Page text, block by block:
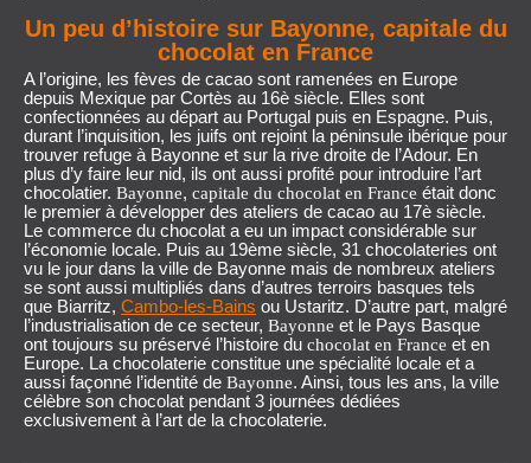
Un peu d’histoire sur Bayonne, capitale du
chocolat en France
A l’origine, les fèves de cacao sont ramenées en Europe
depuis Mexique par Cortès au 16è siècle. Elles sont
confectionnées au départ au Portugal puis en Espagne. Puis,
durant l’inquisition, les juifs ont rejoint la péninsule ibérique pour
trouver refuge à Bayonne et sur la rive droite de l’Adour. En
plus d’y faire leur nid, ils ont aussi profité pour introduire l’art
chocolatier. Bayonne, capitale du chocolat en France était donc
le premier à développer des ateliers de cacao au 17è siècle.
Le commerce du chocolat a eu un impact considérable sur
l’économie locale. Puis au 19ème siècle, 31 chocolateries ont
vu le jour dans la ville de Bayonne mais de nombreux ateliers
se sont aussi multipliés dans d’autres terroirs basques tels
que Biarritz, Cambo-les-Bains ou Ustaritz. D’autre part, malgré
l’industrialisation de ce secteur, Bayonne et le Pays Basque
ont toujours su préservé l’histoire du chocolat en France et en
Europe. La chocolaterie constitue une spécialité locale et a
aussi façonné l’identité de Bayonne. Ainsi, tous les ans, la ville
célèbre son chocolat pendant 3 journées dédiées
exclusivement à l’art de la chocolaterie.